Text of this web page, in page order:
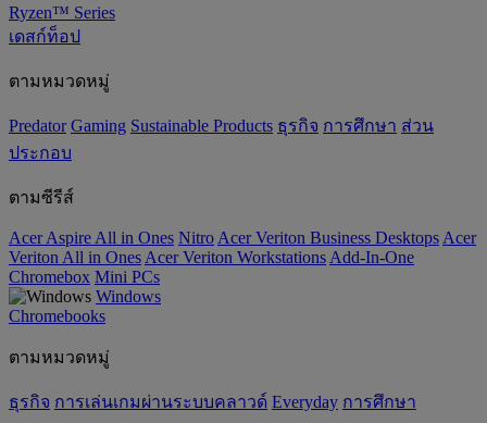
Ryzen™ Series
เดสก์ท็อป
ตามหมวดหมู่
Predator Gaming ‌Sustainable Products ธุรกิจ การศึกษา ส่วน
ประกอบ
ตามซีรีส์
Acer Aspire All in Ones Nitro Acer Veriton Business Desktops Acer
Veriton All in Ones Acer Veriton Workstations Add-In-One
Chromebox Mini PCs
Windows
Chromebooks
ตามหมวดหมู่
ธุรกิจ การเล่นเกมผ่านระบบคลาวด์ Everyday การศึกษา